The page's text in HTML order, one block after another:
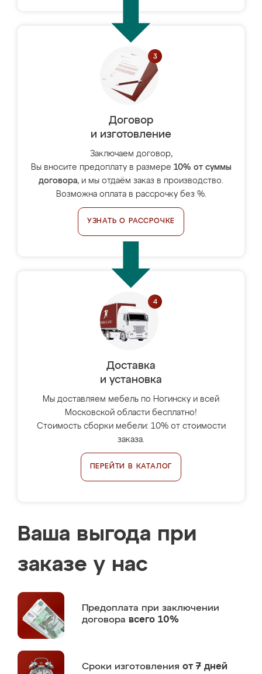
Договор
и изготовление
Заключаем договор,
Вы вносите предоплату в размере 10% от суммы
договора, и мы отдаём заказ в производство.
Возможна оплата в рассрочку без %.
УЗНАТЬ О РАССРОЧКЕ
Доставка
и установка
Мы доставляем мебель по Ногинску и всей
Московской области бесплатно!
Стоимость сборки мебели: 10% от стоимости
заказа.
ПЕРЕЙТИ В КАТАЛОГ
Ваша выгода при
заказе у нас
Предоплата при заключении
договора всего 10%
Сроки изготовления от 7 дней